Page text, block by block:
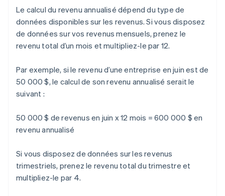
Le calcul du revenu annualisé dépend du type de
données disponibles sur les revenus. Si vous disposez
de données sur vos revenus mensuels, prenez le
revenu total d’un mois et multipliez-le par 12.
Par exemple, si le revenu d’une entreprise en juin est de
50 000 $, le calcul de son revenu annualisé serait le
suivant :
50 000 $ de revenus en juin x 12 mois = 600 000 $ en
revenu annualisé
Si vous disposez de données sur les revenus
trimestriels, prenez le revenu total du trimestre et
multipliez-le par 4.